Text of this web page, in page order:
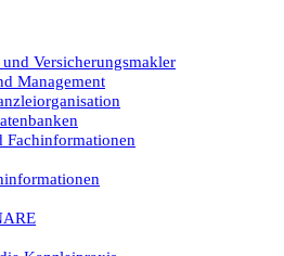
Versicherungsmakler
Management
Fachinformationen